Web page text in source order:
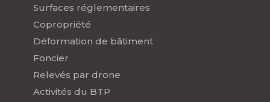
Surfaces réglementaires
Copropriété
Déformation de bâtiment
Foncier
Relevés par drone
Activités du BTP